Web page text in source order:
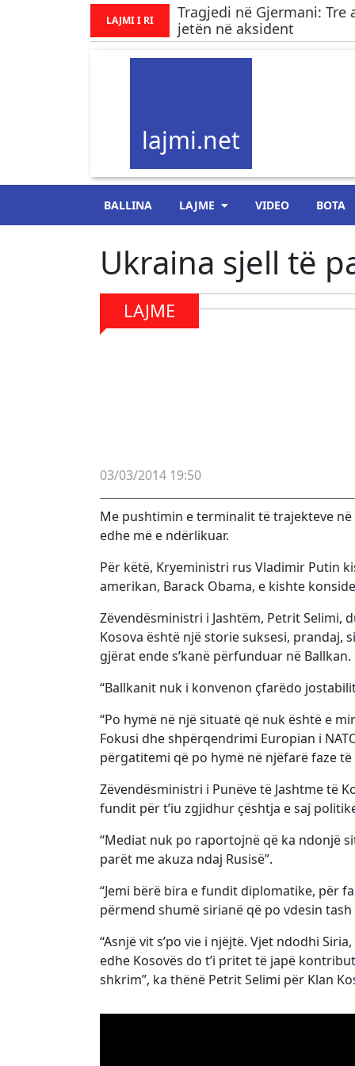
LAJMI I RI
Tragjedi në Gjermani:
jetën në aksident
lajmi.net
BALLINA LAJME VIDEO BOTA
Ukraina sjell të
LAJME
03/03/2014 19:50
Me pushtimin e terminalit të trajekteve
edhe më e ndërlikuar.
Për këtë, Kryeministri rus Vladimir Putin
amerikan, Barack Obama, e kishte
Zëvendësministri i Jashtëm, Petrit Selimi,
Kosova është një storie suksesi, prandaj,
gjërat ende s’kanë përfunduar në Ballkan.
“Ballkanit nuk i konvenon çfarëdo
“Po hymë në një situatë që nuk është e
Fokusi dhe shpërqendrimi Europian i
përgatitemi që po hymë në njëfarë faze
Zëvendësministri i Punëve të Jashtme të
fundit për t’iu zgjidhur çështja e saj
“Mediat nuk po raportojnë që ka ndonjë
parët me akuza ndaj Rusisë”.
“Jemi bërë bira e fundit diplomatike, për
përmend shumë sirianë që po vdesin
“Asnjë vit s’po vie i njëjtë. Vjet ndodhi
edhe Kosovës do t’i pritet të japë
shkrim”, ka thënë Petrit Selimi për Klan